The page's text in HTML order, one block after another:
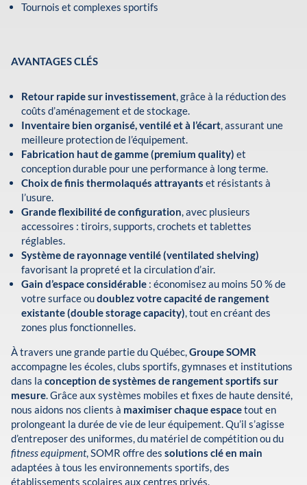
Tournois et complexes sportifs
AVANTAGES CLÉS
Retour rapide sur investissement, grâce à la réduction des
coûts d’aménagement et de stockage.
Inventaire bien organisé, ventilé et à l’écart, assurant une
meilleure protection de l’équipement.
Fabrication haut de gamme (premium quality) et
conception durable pour une performance à long terme.
Choix de finis thermolaqués attrayants et résistants à
l’usure.
Grande flexibilité de configuration, avec plusieurs
accessoires : tiroirs, supports, crochets et tablettes
réglables.
Système de rayonnage ventilé (ventilated shelving)
favorisant la propreté et la circulation d’air.
Gain d’espace considérable: économisez au moins 50 % de
votre surface oudoublez votre capacité de rangement
existante (double storage capacity), tout en créant des
zones plus fonctionnelles.
À travers une grande partie du Québec,Groupe SOMR
accompagne les écoles, clubs sportifs, gymnases et institutions
dans la conception de systèmes de rangement sportifs sur
mesure. Grâce aux systèmes mobiles et fixes de haute densité,
nous aidons nos clients à maximiser chaque espacetout en
prolongeant la durée de vie de leur équipement. Qu’il s’agisse
d’entreposer des uniformes, du matériel de compétition ou du
fitness equipment, SOMR offre des solutions clé en main
adaptées à tous les environnements sportifs, des
établissements scolaires aux centres privés.